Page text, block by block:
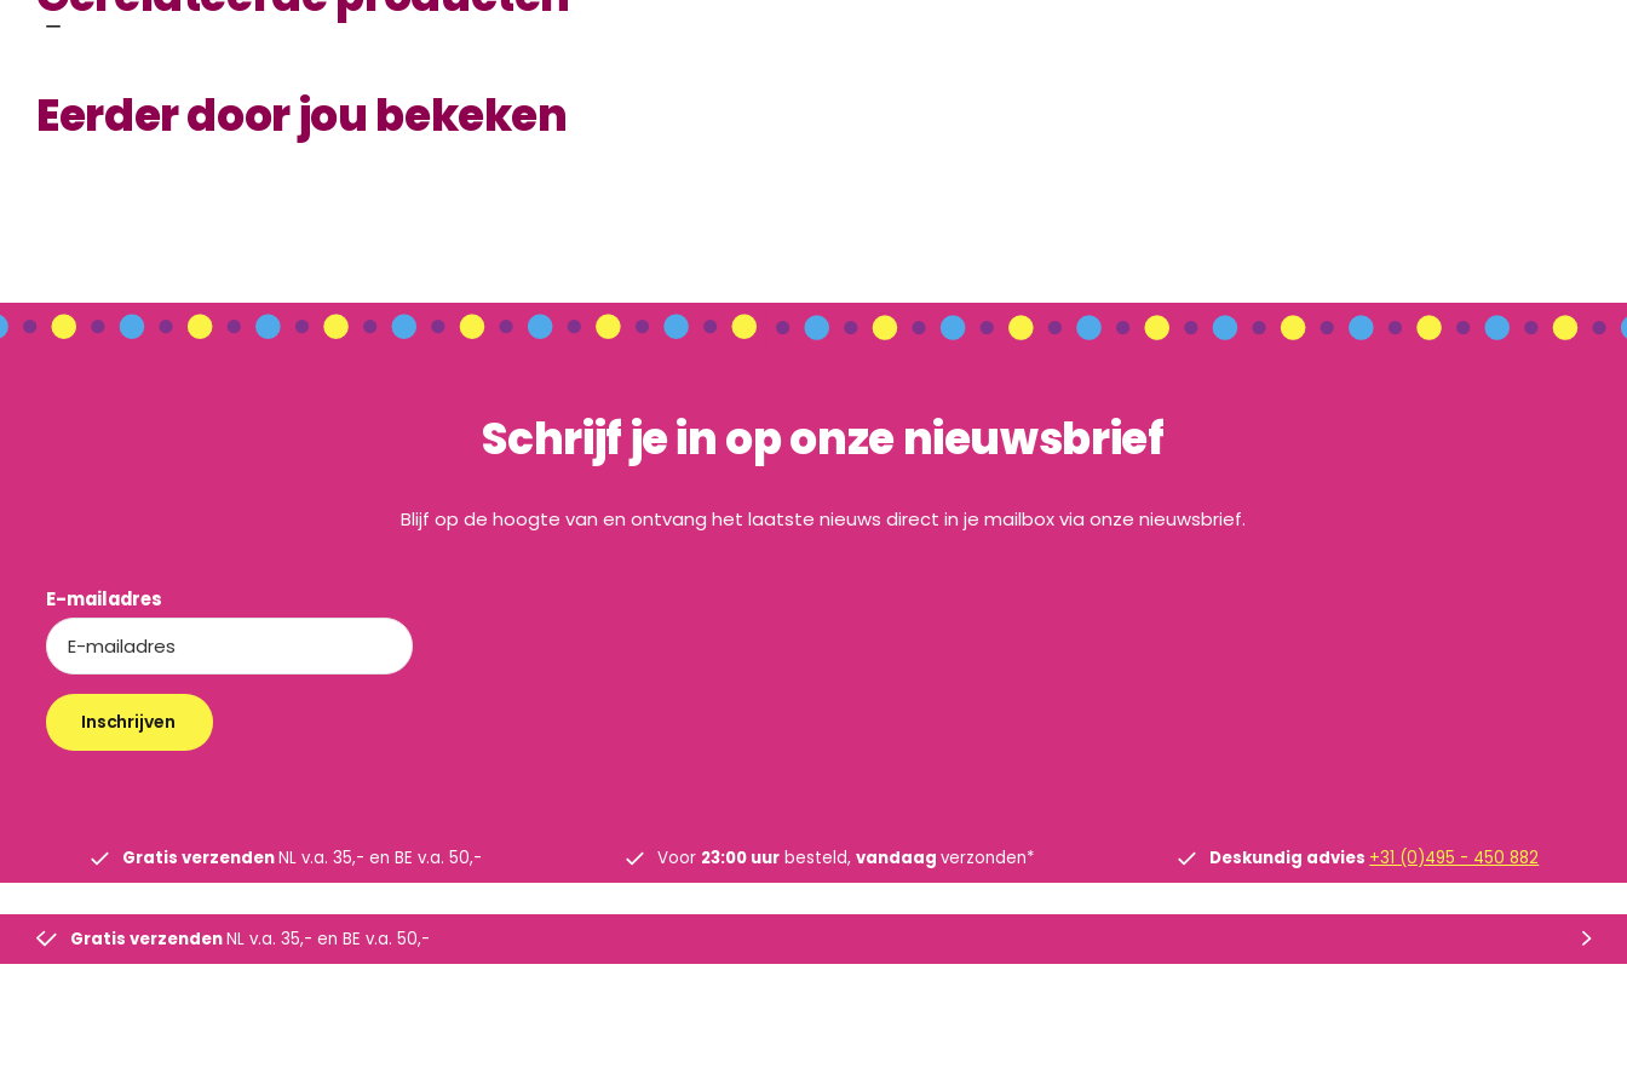
Eerder door jou bekeken
Schrijf je in op onze nieuwsbrief
Blijf op de hoogte van en ontvang het laatste nieuws direct in je mailbox via onze nieuwsbrief.
E-mailadres
Inschrijven
Gratis verzendenNL v.a. 35,- en BE v.a. 50,- Voor 23:00 uurbesteld, vandaag verzonden* Deskundig advies +31 (0)495 - 450 882
Gratis verzendenNL v.a. 35,- en BE v.a. 50,-